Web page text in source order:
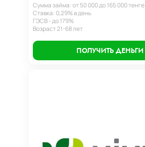
Сумма займа: от 50 000 до 165 000 тенге
Ставка: 0,29% в день
ГЭСВ - до 179%
Возраст 21-68 лет
ПОЛУЧИТЬ ДЕНЬГИ